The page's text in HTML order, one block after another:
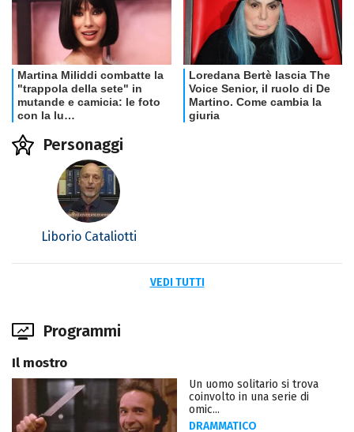
Personaggi
Liborio Cataliotti
VEDI TUTTI
Programmi
Il mostro
Un uomo solitario si trova
coinvolto in una serie di
omic...
DRAMMATICO